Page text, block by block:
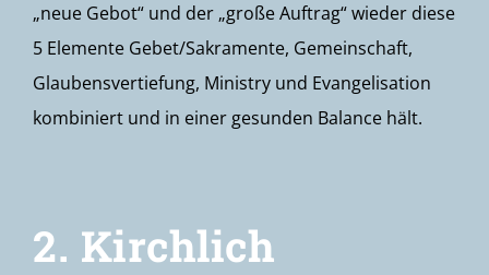
„neue Gebot“ und der „große Auftrag“ wieder diese
5 Elemente Gebet/Sakramente, Gemeinschaft,
Glaubensvertiefung, Ministry und Evangelisation
kombiniert und in einer gesunden Balance hält.
2. Kirchlich